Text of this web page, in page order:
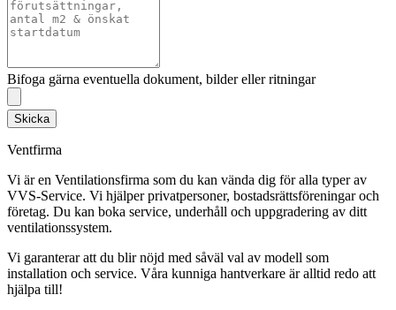
Bifoga gärna eventuella dokument, bilder eller ritningar
Skicka
Ventfirma
Vi är en Ventilationsfirma som du kan vända dig för alla typer av
VVS-Service. Vi hjälper privatpersoner, bostadsrättsföreningar och
företag. Du kan boka service, underhåll och uppgradering av ditt
ventilationssystem.
Vi garanterar att du blir nöjd med såväl val av modell som
installation och service. Våra kunniga hantverkare är alltid redo att
hjälpa till!